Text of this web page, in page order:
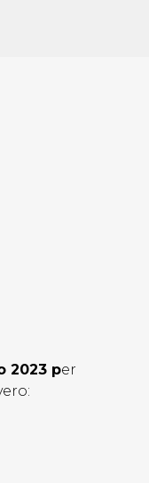
2023 per